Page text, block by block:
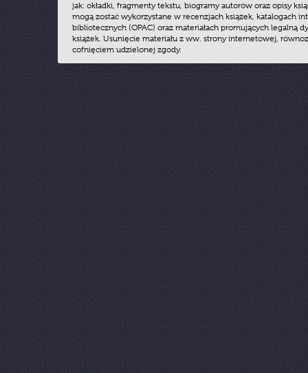
jak: okładki, fragmenty tekstu, biogramy autorów oraz opisy
mogą zostać wykorzystane w recenzjach książek, katalogach
bibliotecznych (OPAC) oraz materiałach promujących legalną
książek. Usunięcie materiału z ww. strony internetowej,
cofnięciem udzielonej zgody.